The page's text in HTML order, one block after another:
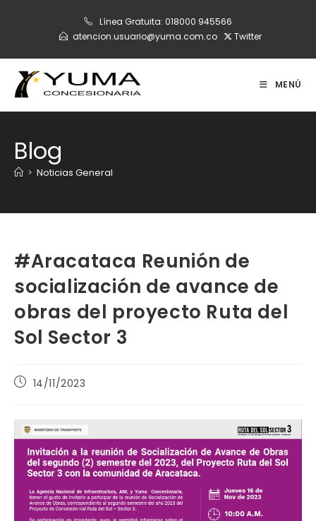
Línea Gratuita: 018000 945566
atencion.usuario@yuma.com.co
Twitter
MENÚ
Blog
> Noticias General
#Aracataca Reunión de
socialización de avance de
obras del proyecto Ruta del
Sol Sector 3
Publicación
entrada:
14/11/2023